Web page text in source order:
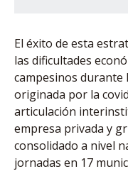
El éxito de esta
las dificultades
campesinos
originada por la
articulación
empresa privada y
consolidado a nivel
jornadas en 17